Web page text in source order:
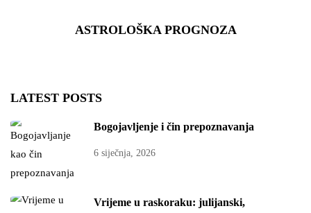
ASTROLOŠKA PROGNOZA
LATEST POSTS
Bogojavljenje i čin prepoznavanja
6 siječnja, 2026
Vrijeme u raskoraku: julijanski,